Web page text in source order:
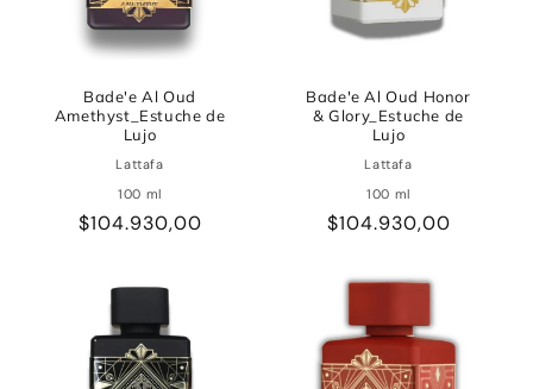
Bade'e Al Oud
Amethyst_Estuche de
Lujo
Lattafa
100 ml
Precio
$104.930,00
Bade'e Al Oud Honor
& Glory_Estuche de
Lujo
Lattafa
100 ml
Precio
$104.930,00